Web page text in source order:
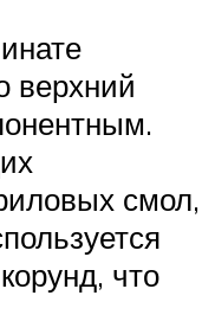
верхний
смол,
что